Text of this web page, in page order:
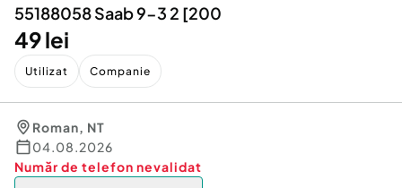
55188058 Saab 9-3 2 [200
49 lei
Utilizat Companie
Roman, NT
04.08.2026
Număr de telefon nevalidat